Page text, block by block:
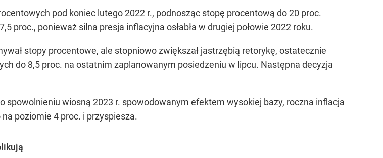
pod koniec lutego 2022 r., podnosząc stopę procentową do 20 proc.
proc., ponieważ silna presja inflacyjna osłabła w drugiej połowie 2022 roku.
stopy procentowe, ale stopniowo zwiększał jastrzębią retorykę, ostatecznie
do 8,5 proc. na ostatnim zaplanowanym posiedzeniu w lipcu. Następna decyzja
spowolnieniu wiosną 2023 r. spowodowanym efektem wysokiej bazy, roczna inflacja
poziomie 4 proc. i przyspiesza.